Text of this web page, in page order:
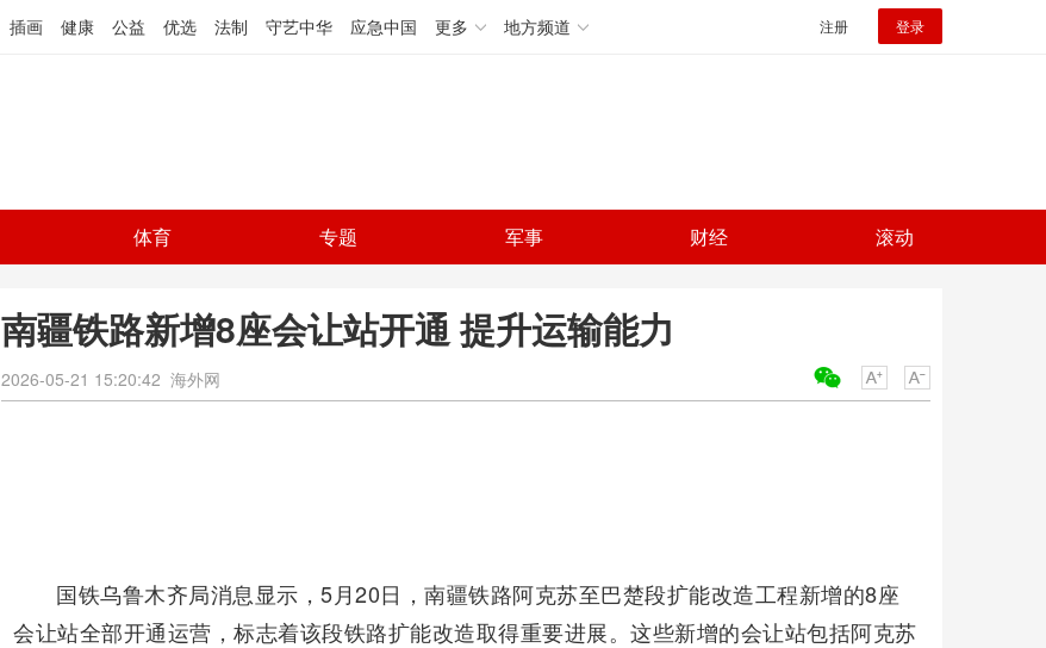
插画 健康 公益 优选 法制 守艺中华 应急中国 更多 地方频道 注册 登录
体育 专题 军事 财经 滚动
南疆铁路新增8座会让站开通 提升运输能力
2026-05-21 15:20:42 海外网
国铁乌鲁木齐局消息显示，5月20日，南疆铁路阿克苏至巴楚段扩能改造工程新增的8座
会让站全部开通运营，标志着该段铁路扩能改造取得重要进展。这些新增的会让站包括阿克苏